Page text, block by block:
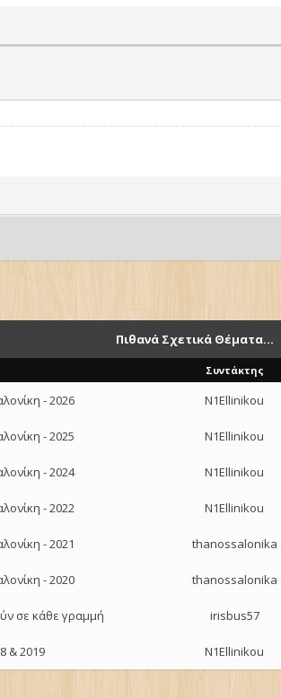
Πιθανά Σχετικά Θέματα...
Συντάκτης
- 2026 N1Ellinikou
- 2025 N1Ellinikou
- 2024 N1Ellinikou
- 2022 N1Ellinikou
- 2021 thanossalonika
- 2020 thanossalonika
σε κάθε γραμμή irisbus57
& 2019 N1Ellinikou